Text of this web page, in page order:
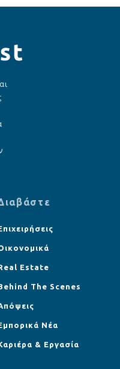
Estate
The Scenes
Νέα
& Εργασία